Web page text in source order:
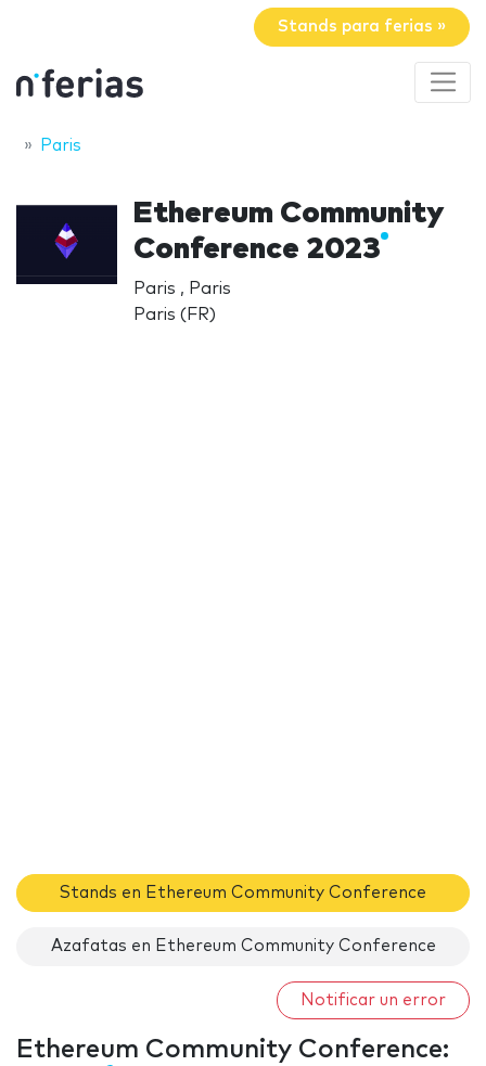
Stands para ferias »
Paris
Ethereum Community
Conference 2023
Paris , Paris
Paris (FR)
Stands en Ethereum Community Conference
Azafatas en Ethereum Community Conference
Notificar un error
Ethereum Community Conference: